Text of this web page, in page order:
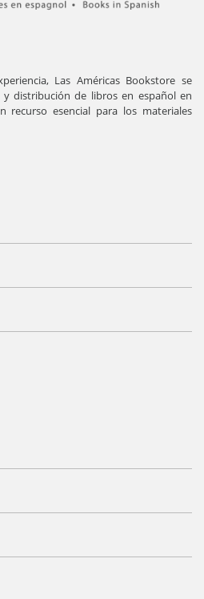
Las Américas Bookstore se
distribución de libros en español en
recurso esencial para los materiales